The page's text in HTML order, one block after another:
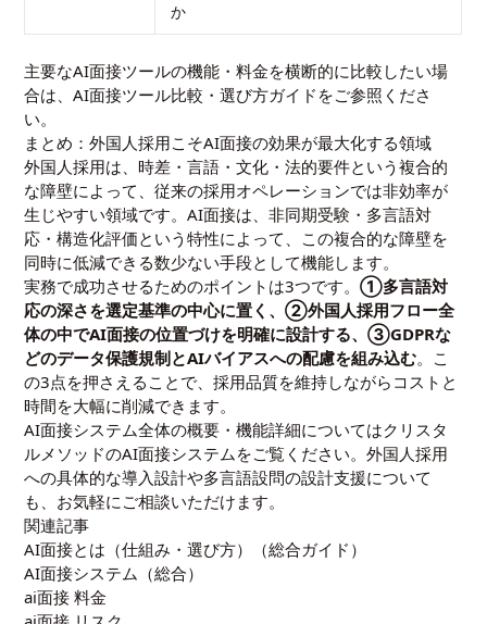
か
主要なAI面接ツールの機能・料金を横断的に比較したい場
合は、AI面接ツール比較・選び方ガイド をご参照くださ
い。
まとめ：外国人採用こそAI面接の効果が最大化する領域
外国人採用は、時差・言語・文化・法的要件という複合的
な障壁によって、従来の採用オペレーションでは非効率が
生じやすい領域です。AI面接は、非同期受験・多言語対
応・構造化評価という特性によって、この複合的な障壁を
同時に低減できる数少ない手段として機能します。
実務で成功させるためのポイントは3つです。①多言語対
応の深さを選定基準の中心に置く、②外国人採用フロー全
体の中でAI面接の位置づけを明確に設計する、③GDPRな
どのデータ保護規制とAIバイアスへの配慮を組み込む。こ
の3点を押さえることで、採用品質を維持しながらコストと
時間を大幅に削減できます。
AI面接システム全体の概要・機能詳細についてはクリスタ
ルメソッドのAI面接システム をご覧ください。外国人採用
への具体的な導入設計や多言語設問の設計支援について
も、お気軽にご相談いただけます。
関連記事
AI面接とは（仕組み・選び方）（総合ガイド）
AI面接システム（総合）
ai面接 料金